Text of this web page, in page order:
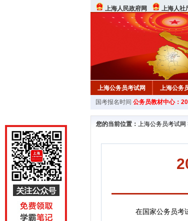
上海人民政府网 上海人社
上海公务员考试网 上海公务
国考报名时间 公务员教材中心：
您的当前位置： 上海公务员考试网
在国家公务员考